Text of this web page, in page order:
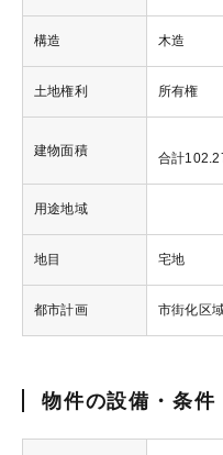
構造 木造
土地権利 所有権
建物面積
合計
用途地域
地目 宅地
都市計画 市街化区
物件の設備・条件